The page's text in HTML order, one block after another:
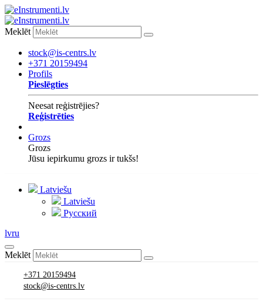
Meklēt
stock@is-centrs.lv
+371 20159494
Profils
Pieslēgties
Neesat reģistrējies?
Reģistrēties
Grozs
Grozs
Jūsu iepirkumu grozs ir tukšs!
Latviešu
Latviešu
Русский
lvru
Meklēt
+371 20159494
stock@is-centrs.lv